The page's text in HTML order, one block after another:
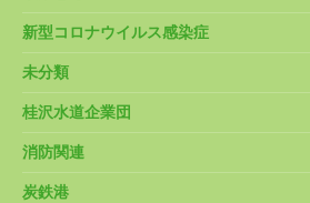
新型コロナウイルス感染症
未分類
桂沢水道企業団
消防関連
炭鉄港